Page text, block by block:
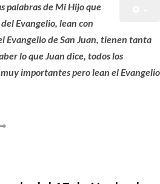
palabras de Mi Hijo que
Evangelio, lean con
Evangelio de San Juan, tienen tanta
lo que Juan dice, todos los
importantes pero lean el Evangelio